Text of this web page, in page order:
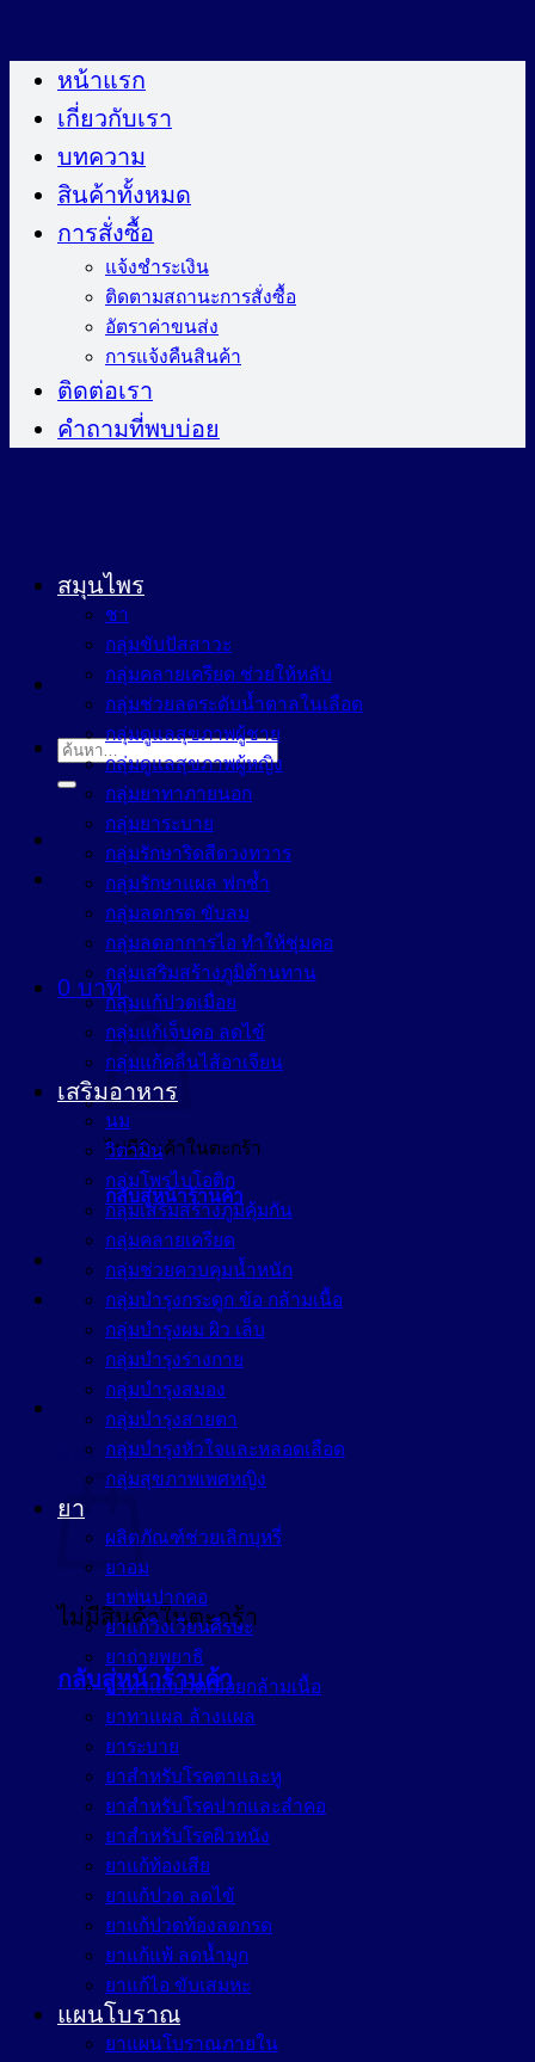
ไป
หน้าแรก
เกี่ยวกับเรา
บทความ
สินค้าทั้งหมด
การสั่งซื้อ
แจ้งชำระเงิน
ติดตามสถานะการสั่งซื้อ
อัตราค่าขนส่ง
การแจ้งคืนสินค้า
ติดต่อเรา
คำถามที่พบบ่อย
ค้นหา:
0 บาท
ไม่มีสินค้าในตะกร้า
กลับสู่หน้าร้านค้า
ตะกร้าสินค้า
ไม่มีสินค้าในตะกร้า
กลับสู่หน้าร้านค้า
สมุนไพร
ชา
กลุ่มขับปัสสาวะ
กลุ่มคลายเครียด ช่วยให้หลับ
กลุ่มช่วยลดระดับน้ำตาลในเลือด
กลุ่มดูแลสุขภาพผู้ชาย
กลุ่มดูแลสุขภาพผู้หญิง
กลุ่มยาทาภายนอก
กลุ่มยาระบาย
กลุ่มรักษาริดสีดวงทวาร
กลุ่มรักษาแผล ฟกช้ำ
กลุ่มลดกรด ขับลม
กลุ่มลดอาการไอ ทำให้ชุ่มคอ
กลุ่มเสริมสร้างภูมิต้านทาน
กลุ่มแก้ปวดเมื่อย
กลุ่มแก้เจ็บคอ ลดไข้
กลุ่มแก้คลื่นไส้อาเจียน
เสริมอาหาร
นม
วิตามิน
กลุ่มโพรไบโอติก
กลุ่มเสริมสร้างภูมิคุ้มกัน
กลุ่มคลายเครียด
กลุ่มช่วยควบคุมน้ำหนัก
กลุ่มบำรุงกระดูก ข้อ กล้ามเนื้อ
กลุ่มบำรุงผม ผิว เล็บ
กลุ่มบำรุงร่างกาย
กลุ่มบำรุงสมอง
กลุ่มบำรุงสายตา
กลุ่มบำรุงหัวใจและหลอดเลือด
กลุ่มสุขภาพเพศหญิง
ยา
ผลิตภัณฑ์ช่วยเลิกบุหรี่
ยาอม
ยาพ่นปากคอ
ยาแก้วิงเวียนศีรษะ
ยาถ่ายพยาธิ
ยาทาแก้ปวดเมื่อยกล้ามเนื้อ
ยาทาแผล ล้างแผล
ยาระบาย
ยาสำหรับโรคตาและหู
ยาสำหรับโรคปากและลำคอ
ยาสำหรับโรคผิวหนัง
ยาแก้ท้องเสีย
ยาแก้ปวด ลดไข้
ยาแก้ปวดท้องลดกรด
ยาแก้แพ้ ลดน้ำมูก
ยาแก้ไอ ขับเสมหะ
แผนโบราณ
ยาแผนโบราณภายใน